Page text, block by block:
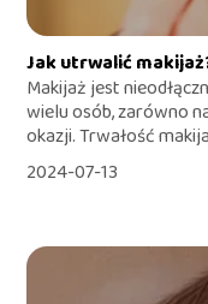
Jak utrwalić
Makijaż jest
wielu osób, zarówno
okazji. Trwałość
2024-07-13